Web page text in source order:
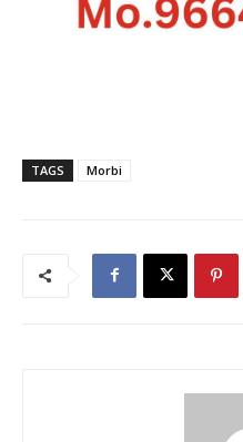
TAGS Morbi